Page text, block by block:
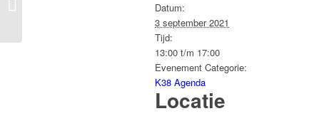
Datum:
3 september 2021
Tijd:
13:00 t/m 17:00
Evenement Categorie:
K38 Agenda
Locatie